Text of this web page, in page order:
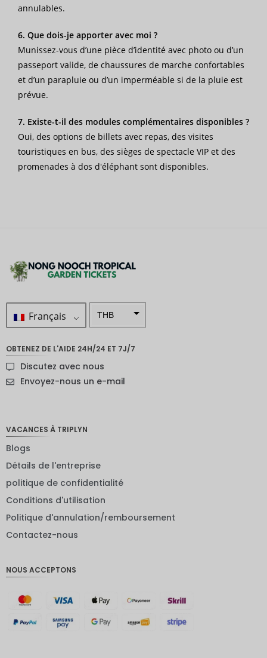
annulables.
6. Que dois-je apporter avec moi ?
Munissez-vous d’une pièce d’identité avec photo ou d’un
passeport valide, de chaussures de marche confortables
et d’un parapluie ou d’un imperméable si de la pluie est
prévue.
7. Existe-t-il des modules complémentaires disponibles ?
Oui, des options de billets avec repas, des visites
touristiques en bus, des sièges de spectacle VIP et des
promenades à dos d'éléphant sont disponibles.
Français THB
Dollar
indienne
danoise
CHF
OBTENEZ DE L'AIDE 24H/24 ET 7J/7
Discutez avec nous
Envoyez-nous un e-mail
VACANCES À TRIPLYN
Blogs
Détails de l'entreprise
politique de confidentialité
Conditions d'utilisation
Politique d'annulation/remboursement
Contactez-nous
NOUS ACCEPTONS